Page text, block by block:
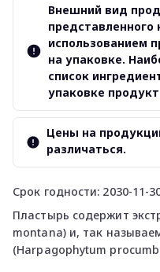
Срок годности: 2030-11-
Пластырь содержит
montana) и, так
(Harpagophytum
Внешний вид
использованием
на упаковке.
список
упаковке
Цены на
различаться.